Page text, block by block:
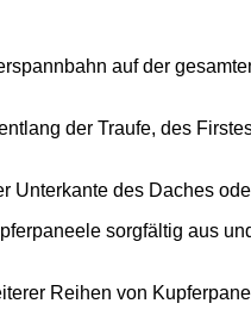
auf der
der Traufe, des
des Daches
sorgfältig aus
Reihen von